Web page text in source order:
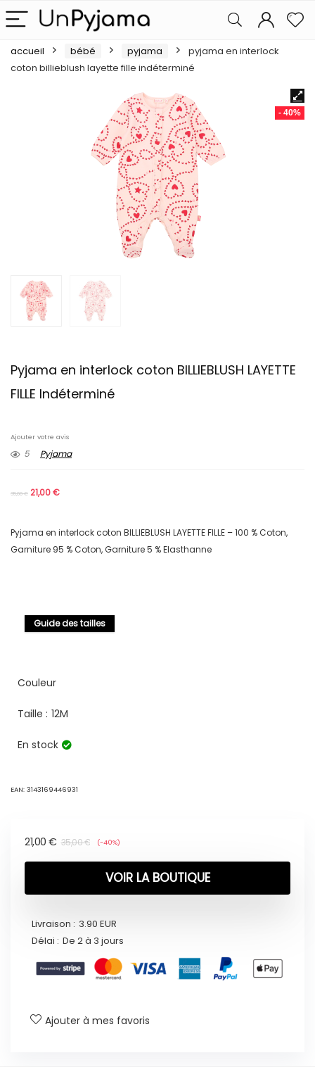
accueil bébé pyjama
pyjama en interlock
coton billieblush layette fille indéterminé
- 40%
Pyjama en interlock coton BILLIEBLUSH LAYETTE
FILLE Indéterminé
Ajouter votre avis
5 Pyjama
35,00€ 21,00€
Pyjama en interlock coton BILLIEBLUSH LAYETTE FILLE – 100 % Coton,
Garniture 95 % Coton, Garniture 5 % Elasthanne
Guide des tailles
Couleur
Taille : 12M
En stock
EAN: 3143169446931
35,00€
21,00 € (-40%)
VOIR LA BOUTIQUE
Livraison : 3.90 EUR
Délai : De 2 à 3 jours
Ajouter à mes favoris